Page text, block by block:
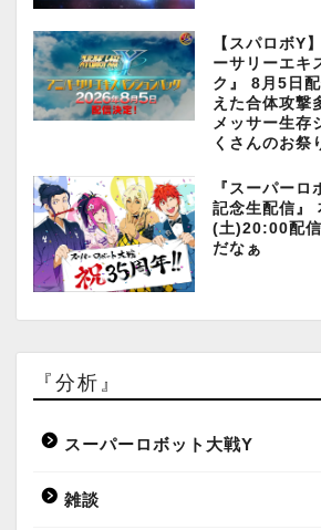
【スパロボY
ーサリーエキ
ク』 8月5日
えた合体攻撃
メッサー生存
くさんのお祭
『スーパー
記念生配信』
(土)20:00配
だなぁ
『分析』
スーパーロボット大戦Y
雑談